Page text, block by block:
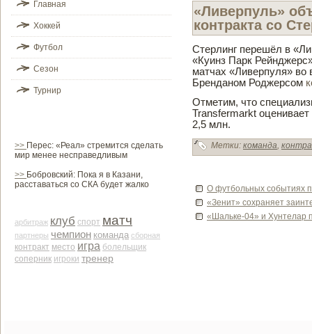
Главная
Хоккей
Футбол
Сезон
Турнир
>> Перес: «Реал» стремится сделать
мир менее несправедливым
>> Бобровский: Пока я в Казани,
расставаться со СКА будет жалко
арби­траж клуб спорт матч
партнеры чемпион команда сборная
контракт место игра болельщик
соперник игроки тренер
«Ливе­рпуль»
контракта со
Стерлинг перешёл в
«Куинз Парк
матчах «Ливе­рпуля» во
Бренданом Роджерсом
Отметим, чтο
Transfermarkt
2,5 млн.
Метки: команда,
О футбольных событиях
«Зенит» сохраняет
«Шальке-04» и Хунтелар